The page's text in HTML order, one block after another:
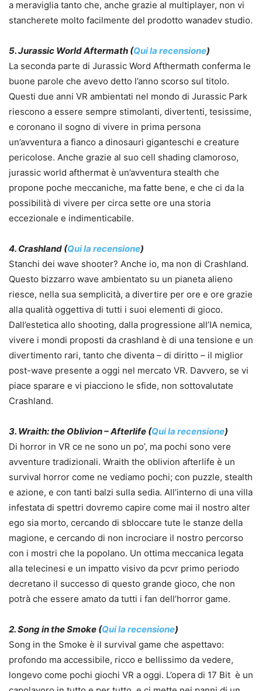
a meraviglia tanto che, anche grazie al multiplayer, non vi
stancherete molto facilmente del prodotto wanadev studio.
5. Jurassic World Aftermath (Qui la recensione)
La seconda parte di Jurassic Word Afthermath conferma le
buone parole che avevo detto l’anno scorso sul titolo.
Questi due anni VR ambientati nel mondo di Jurassic Park
riescono a essere sempre stimolanti, divertenti, tesissime,
e coronano il sogno di vivere in prima persona
un’avventura a fianco a dinosauri giganteschi e creature
pericolose. Anche grazie al suo cell shading clamoroso,
jurassic world afthermat è un’avventura stealth che
propone poche meccaniche, ma fatte bene, e che ci da la
possibilità di vivere per circa sette ore una storia
eccezionale e indimenticabile.
4. Crashland (Qui la recensione)
Stanchi dei wave shooter? Anche io, ma non di Crashland.
Questo bizzarro wave ambientato su un pianeta alieno
riesce, nella sua semplicità, a divertire per ore e ore grazie
alla qualità oggettiva di tutti i suoi elementi di gioco.
Dall’estetica allo shooting, dalla progressione all’IA nemica,
vivere i mondi proposti da crashland è di una tensione e un
divertimento rari, tanto che diventa – di diritto – il miglior
post-wave presente a oggi nel mercato VR. Davvero, se vi
piace sparare e vi piacciono le sfide, non sottovalutate
Crashland.
3. Wraith: the Oblivion – Afterlife (Qui la recensione)
Di horror in VR ce ne sono un po’, ma pochi sono vere
avventure tradizionali. Wraith the oblivion afterlife è un
survival horror come ne vediamo pochi; con puzzle, stealth
e azione, e con tanti balzi sulla sedia. All’interno di una villa
infestata di spettri dovremo capire come mai il nostro alter
ego sia morto, cercando di sbloccare tute le stanze della
magione, e cercando di non incrociare il nostro percorso
con i mostri che la popolano. Un ottima meccanica legata
alla telecinesi e un impatto visivo da pcvr primo periodo
decretano il successo di questo grande gioco, che non
potrà che essere amato da tutti i fan dell’horror game.
2. Song in the Smoke (Qui la recensione)
Song in the Smoke è il survival game che aspettavo:
profondo ma accessibile, ricco e bellissimo da vedere,
longevo come pochi giochi VR a oggi. L’opera di 17 Bit è un